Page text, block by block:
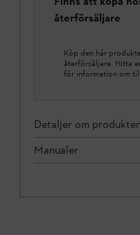
återförsäljare
Köp den här
återförsäljare. Hitta
för information om
Detaljer om produkten
Manualer